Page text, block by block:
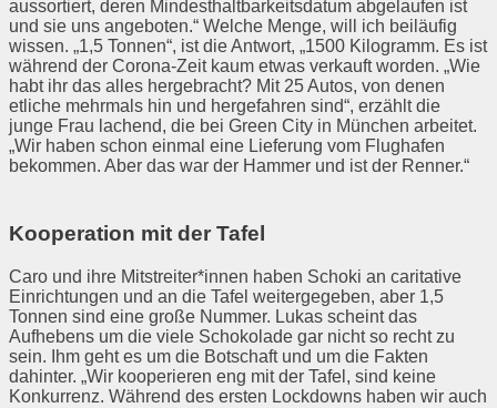
aussortiert, deren Mindesthaltbarkeitsdatum abgelaufen ist
und sie uns angeboten.“ Welche Menge, will ich beiläufig
wissen. „1,5 Tonnen“, ist die Antwort, „1500 Kilogramm. Es ist
während der Corona-Zeit kaum etwas verkauft worden. „Wie
habt ihr das alles hergebracht? Mit 25 Autos, von denen
etliche mehrmals hin und hergefahren sind“, erzählt die
junge Frau lachend, die bei Green City in München arbeitet.
„Wir haben schon einmal eine Lieferung vom Flughafen
bekommen. Aber das war der Hammer und ist der Renner.“
Kooperation mit der Tafel
Caro und ihre Mitstreiter*innen haben Schoki an caritative
Einrichtungen und an die Tafel weitergegeben, aber 1,5
Tonnen sind eine große Nummer. Lukas scheint das
Aufhebens um die viele Schokolade gar nicht so recht zu
sein. Ihm geht es um die Botschaft und um die Fakten
dahinter. „Wir kooperieren eng mit der Tafel, sind keine
Konkurrenz. Während des ersten Lockdowns haben wir auch